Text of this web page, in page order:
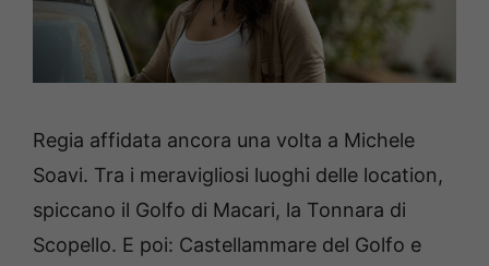
Regia affidata ancora una volta a Michele
Soavi. Tra i meravigliosi luoghi delle location,
spiccano il Golfo di Macari, la Tonnara di
Scopello. E poi: Castellammare del Golfo e